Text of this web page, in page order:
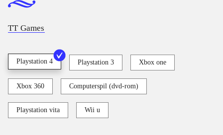
TT Games
Playstation 4 Playstation 3 Xbox one
Xbox 360 Computerspil (dvd-rom)
Playstation vita Wii u